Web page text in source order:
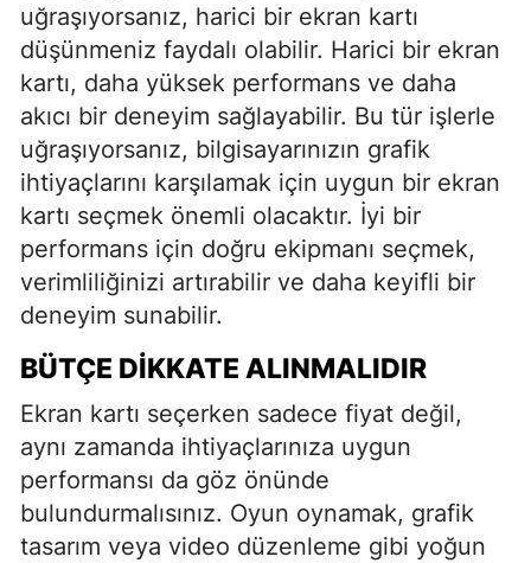
uğraşıyorsanız, harici bir ekran kartı
düşünmeniz faydalı olabilir. Harici bir ekran
kartı, daha yüksek performans ve daha
akıcı bir deneyim sağlayabilir. Bu tür işlerle
uğraşıyorsanız, bilgisayarınızın grafik
ihtiyaçlarını karşılamak için uygun bir ekran
kartı seçmek önemli olacaktır. İyi bir
performans için doğru ekipmanı seçmek,
verimliliğinizi artırabilir ve daha keyifli bir
deneyim sunabilir.
BÜTÇE DIKKATE ALINMALIDIR
Ekran kartı seçerken sadece fiyat değil,
aynı zamanda ihtiyaçlarınıza uygun
performansı da göz önünde
bulundurmalısınız. Oyun oynamak, grafik
tasarım veya video düzenleme gibi yoğun